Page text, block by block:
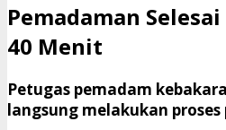
Pemadaman
40 Menit
Petugas pemadam
langsung melakukan